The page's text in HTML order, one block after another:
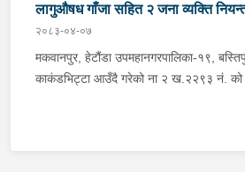
सहित थप अनुसन्धान कार्य भइरहेको ।
लागुऔषध गाँजा सहित २ जना व्यक्ति
२०८३-०४-०७
मकवानपुर, हेटौंडा उपमहानगरपालिका-१९,
काकंडभिट्टा आउँदै गरेको ना २ ख.२२९३ नं. को